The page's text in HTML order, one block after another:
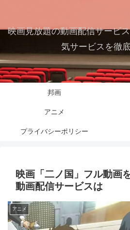
映画見放題の動画配信サービ
気サービスを徹
邦画
アニメ
プライバシーポリシー
映画「二ノ国」フル動画
動画配信サービスは
アニメ